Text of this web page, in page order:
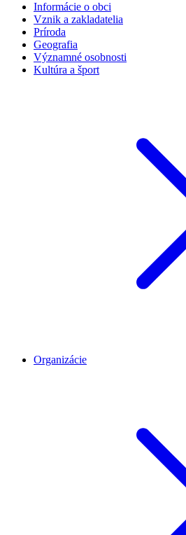
Informácie o obci
Vznik a zakladatelia
Príroda
Geografia
Významné osobnosti
Kultúra a šport
Organizácie